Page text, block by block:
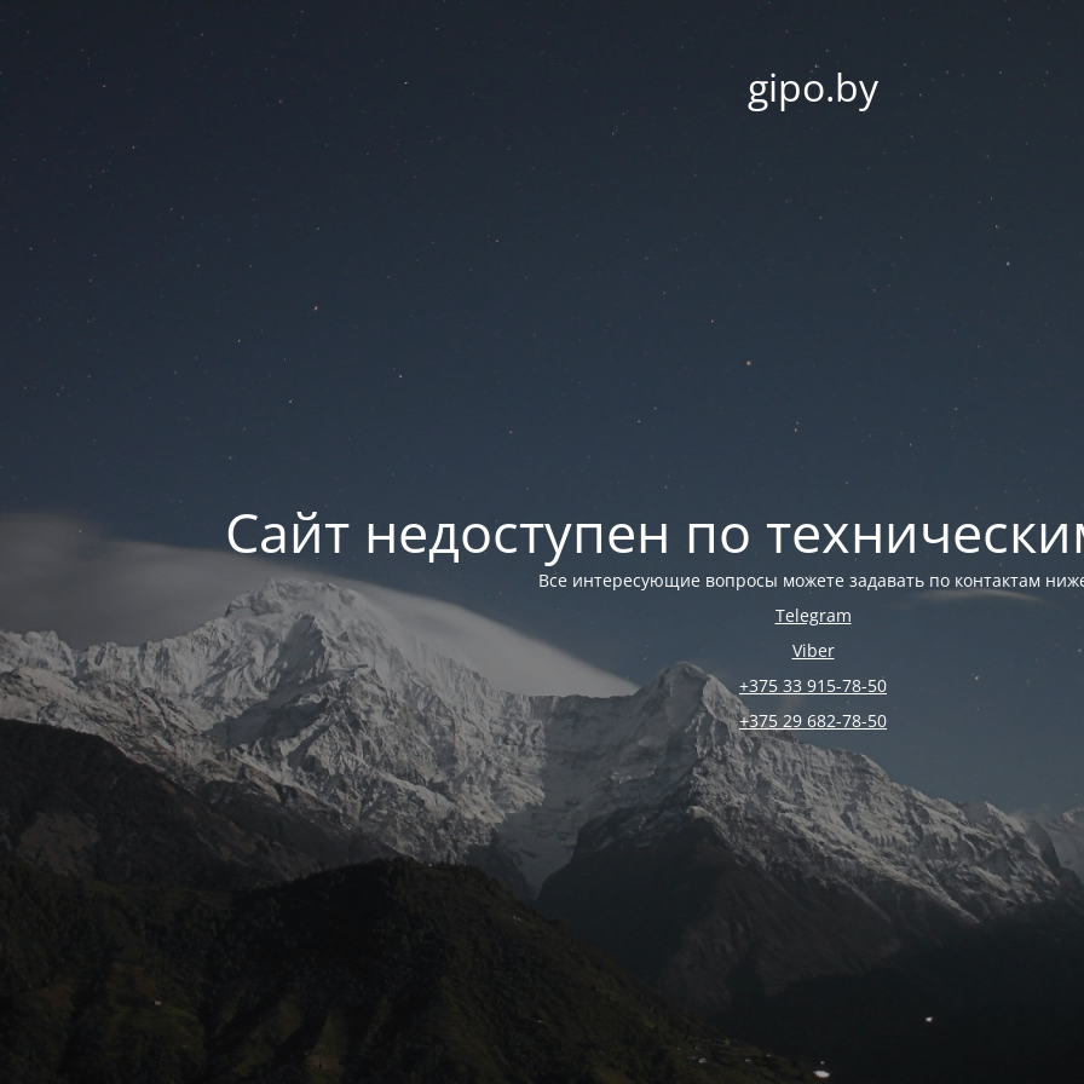
gipo.by
Сайт недоступен по
Все интересующие вопросы можете задавать по контактам
Telegram
Viber
+375 33 915-78-50
+375 29 682-78-50